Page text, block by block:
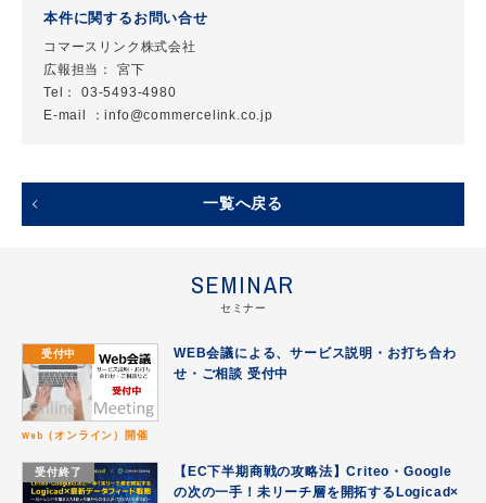
本件に関するお問い合せ
コマースリンク株式会社
広報担当： 宮下
Tel： 03-5493-4980
E-mail ：info@commercelink.co.jp
一覧へ戻る
SEMINAR
セミナー
受付中
Web（オンライン）開催
WEB会議による、サービス説明・お打ち合わ
せ・ご相談 受付中
受付終了
【EC下半期商戦の攻略法】Criteo・Google
の次の一手！未リーチ層を開拓するLogicad×